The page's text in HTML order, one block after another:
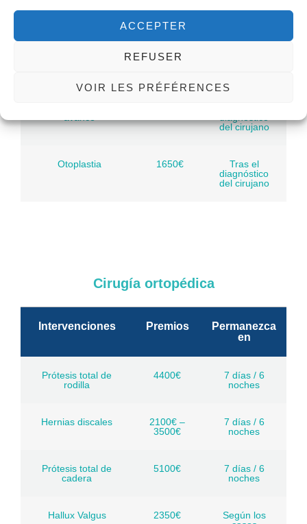
ACCEPTER
REFUSER
VOIR LES PRÉFÉRENCES
1800€
del cirujano
Otoplastia 1650€
Tras el
diagnóstico
del cirujano
Cirugía ortopédica
Intervenciones Premios
Permanezca
en
Prótesis total de
rodilla
4400€
7 días / 6
noches
Hernias discales
2100€ –
3500€
7 días / 6
noches
Prótesis total de
cadera
5100€
7 días / 6
noches
Hallux Valgus 2350€
Según los